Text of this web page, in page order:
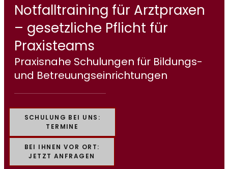
Notfalltraining für Arztpraxen
– gesetzliche Pflicht für
Praxisteams
Praxisnahe Schulungen für Bildungs-
und Betreuungseinrichtungen
SCHULUNG BEI UNS:
TERMINE
BEI IHNEN VOR ORT:
JETZT ANFRAGEN